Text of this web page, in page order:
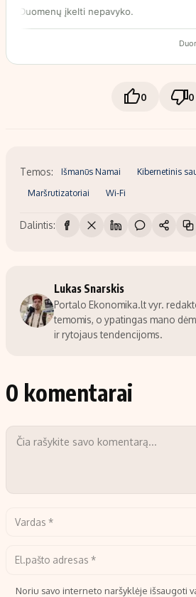
0 0
Temos: Išmanūs Namai Kibernetinis
Maršrutizatoriai Wi-Fi
Dalintis:
Lukas Snarskis
Portalo Ekonomika.lt vyr.
temomis, o ypatingas mano
ir rytojaus tendencijoms.
0 komentarai
Noriu savo interneto naršyklėje išsaugoti